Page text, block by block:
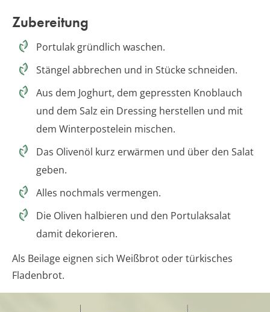
Zubereitung
Portulak gründlich waschen.
Stängel abbrechen und in Stücke schneiden.
Aus dem Joghurt, dem gepressten Knoblauch
und dem Salz ein Dressing herstellen und mit
dem Winterpostelein mischen.
Das Olivenöl kurz erwärmen und über den Salat
geben.
Alles nochmals vermengen.
Die Oliven halbieren und den Portulaksalat
damit dekorieren.
Als Beilage eignen sich Weißbrot oder türkisches
Fladenbrot.